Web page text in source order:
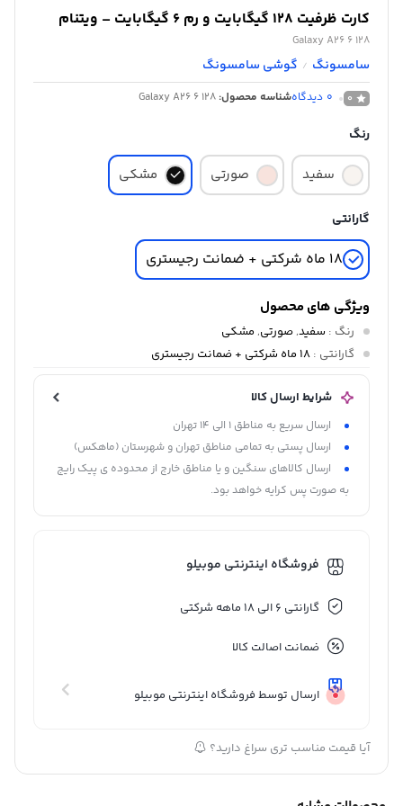
کارت ظرفیت 128 گیگابایت و رم 6 گیگابایت – ویتنام
Galaxy A26 6 128
سامسونگ / گوشی سامسونگ
0
0 دیدگاهشناسه محصول: Galaxy A26 6 128
رنگ
سفید صورتی مشکی
گارانتی
18 ماه شرکتی + ضمانت رجیستری
ویژگی های محصول
رنگ : سفید,صورتی, مشکی
گارانتی : 18 ماه شرکتی + ضمانت رجیستری
شرایط ارسال کالا
ارسال سریع به مناطق 1 الی 14 تهران
ارسال پستی به تمامی مناطق تهران و شهرستان (ماهکس)
ارسال کالاهای سنگین و یا مناطق خارج از محدوده ی پیک رایج
به صورت پس کرایه خواهد بود.
فروشگاه اینترنتی موبیلو
گارانتی 6 الی 18 ماهه شرکتی
ضمانت اصالت کالا
ارسال توسط فروشگاه اینترنتی موبیلو
آیا قیمت مناسب تری سراغ دارید؟